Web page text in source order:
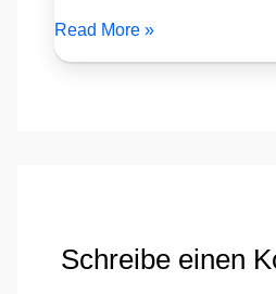
Read More »
Schreibe einen